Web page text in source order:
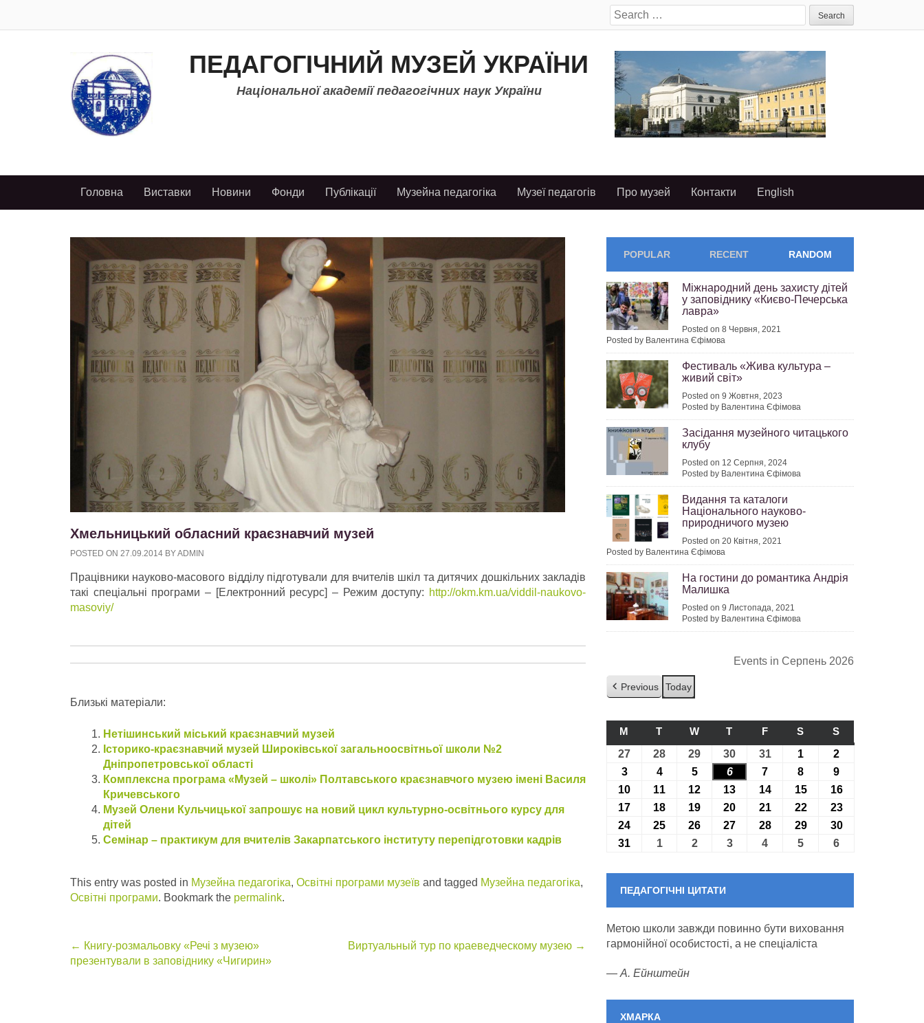
Search
for:
ПЕДАГОГІЧНИЙ МУЗЕЙ УКРАЇНИ
Національної академії педагогічних наук України
Головна Виставки Новини Фонди Публікації Музейна педагогіка Музеї педагогів Про музей Контакти English
Хмельницький обласний краєзнавчий музей
POSTED ON 27.09.2014 BYADMIN
Працівники науково-масового відділу підготували для вчителів шкіл та дитячих дошкільних закладів
такі спеціальні програми – [Електронний ресурс] – Режим доступу: http://okm.km.ua/viddil-naukovo-
masoviy/
Близькі матеріали:
Нетішинський міський краєзнавчий музей
Історико-краєзнавчий музей Широківської загальноосвітньої школи №2
Дніпропетровської області
Комплексна програма «Музей – школі» Полтавського краєзнавчого музею імені Василя
Кричевського
Музей Олени Кульчицької запрошує на новий цикл культурно-освітнього курсу для
дітей
Семінар – практикум для вчителів Закарпатського інституту перепідготовки кадрів
This entry was posted in Музейна педагогіка, Освітні програми музеїв and tagged Музейна педагогіка,
Освітні програми. Bookmark the permalink.
Post
← Книгу-розмальовку «Речі з музею»
презентували в заповіднику «Чигирин»
Виртуальный тур по краеведческому музею →
POPULAR RECENT RANDOM
Міжнародний день захисту дітей
у заповіднику «Києво-Печерська
лавра»
Posted on 8 Червня, 2021
Posted by Валентина Єфімова
Фестиваль «Жива культура –
живий світ»
Posted on 9 Жовтня, 2023
Posted by Валентина Єфімова
Засідання музейного читацького
клубу
Posted on 12 Серпня, 2024
Posted by Валентина Єфімова
Видання та каталоги
Національного науково-
природничого музею
Posted on 20 Квітня, 2021
Posted by Валентина Єфімова
На гостини до романтика Андрія
Малишка
Posted on 9 Листопада, 2021
Posted by Валентина Єфімова
Events in Серпень 2026
Previous Today
M ПОНЕДІЛОК
T ВІВТОРОК
WСЕРЕДА
T ЧЕТВЕР
FП’ЯТНИЦЯ
S СУБОТА
S
27 27.07.2026
28 28.07.2026
29 29.07.2026
30 30.07.2026
3131.07.2026
1 01.08.2026
2
303.08.2026
404.08.2026
505.08.2026
606.08.2026
7 07.08.2026
8 08.08.2026
9
10 10.08.2026
11 11.08.2026
12 12.08.2026
13 13.08.2026
1414.08.2026
1515.08.2026
1616.08.2026
17 17.08.2026
18 18.08.2026
19 19.08.2026
20 20.08.2026
2121.08.2026
2222.08.2026
2323.08.2026
24 24.08.2026
25 25.08.2026
26 26.08.2026
27 27.08.2026
2828.08.2026
2929.08.2026
3030.08.2026
31 31.08.2026
101.09.2026
202.09.2026
303.09.2026
4 04.09.2026
5 05.09.2026
6
ПЕДАГОГІЧНІ ЦИТАТИ
Метою школи завжди повинно бути виховання
гармонійної особистості, а не спеціаліста
— А. Ейнштейн
ХМАРКА